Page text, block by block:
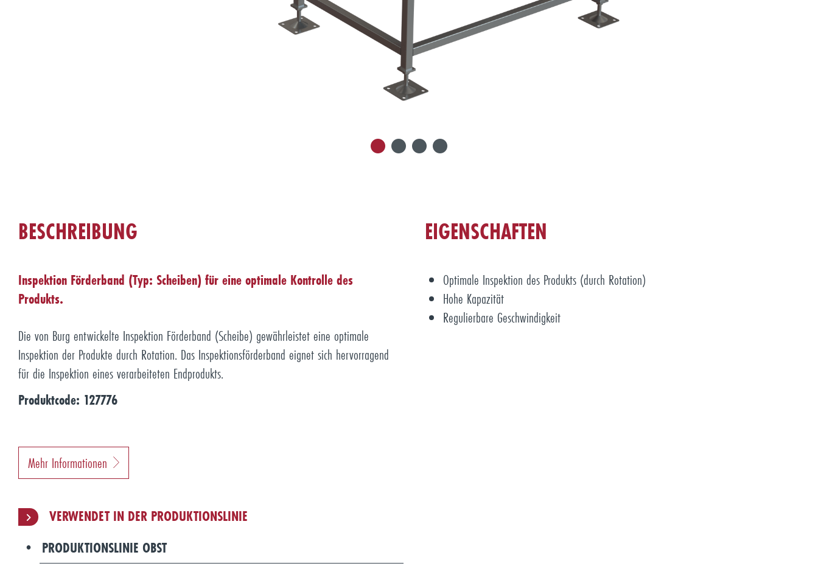
BESCHREIBUNG
Inspektion Förderband (Typ: Scheiben) für eine optimale Kontrolle des
Produkts.
Die von Burg entwickelte Inspektion Förderband (Scheibe) gewährleistet eine optimale
Inspektion der Produkte durch Rotation. Das Inspektionsförderband eignet sich hervorragend
für die Inspektion eines verarbeiteten Endprodukts.
Produktcode: 127776
Mehr Informationen
VERWENDET IN DER PRODUKTIONSLINIE
PRODUKTIONSLINIE OBST
EIGENSCHAFTEN
Optimale Inspektion des Produkts (durch Rotation)
Hohe Kapazität
Regulierbare Geschwindigkeit